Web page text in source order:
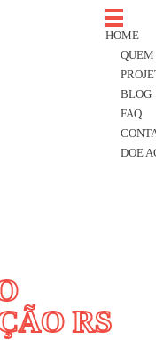
HOME
QUEM
BLOG
FAQ
DOE
RS​